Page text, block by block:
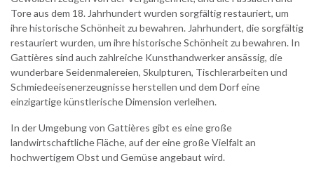
Tore aus dem 18. Jahrhundert wurden sorgfältig restauriert, um
ihre historische Schönheit zu bewahren. Jahrhundert, die sorgfältig
restauriert wurden, um ihre historische Schönheit zu bewahren. In
Gattières sind auch zahlreiche Kunsthandwerker ansässig, die
wunderbare Seidenmalereien, Skulpturen, Tischlerarbeiten und
Schmiedeeisenerzeugnisse herstellen und dem Dorf eine
einzigartige künstlerische Dimension verleihen.
In der Umgebung von Gattières gibt es eine große
landwirtschaftliche Fläche, auf der eine große Vielfalt an
hochwertigem Obst und Gemüse angebaut wird.